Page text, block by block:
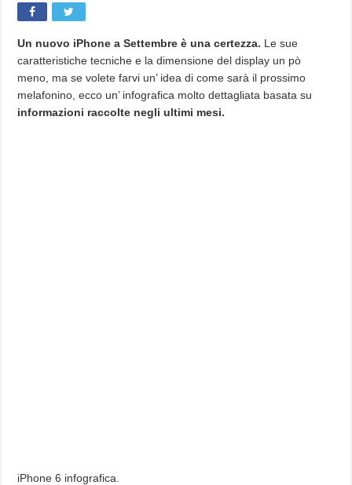
infografica
che
ci
tutte
(probabili)
novità.
Un nuovo iPhone a Settembre è una certezza. Le sue
caratteristiche tecniche e la dimensione del display un pò
meno, ma se volete farvi un’ idea di come sarà il prossimo
melafonino, ecco un’ infografica molto dettagliata basata su
informazioni raccolte negli ultimi mesi.
iPhone 6 infografica.